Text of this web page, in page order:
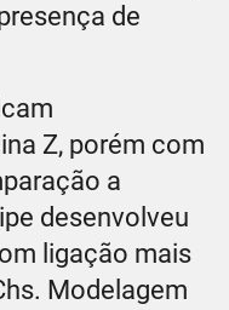
de
Z, porém com
a
desenvolveu
ligação mais
Modelagem